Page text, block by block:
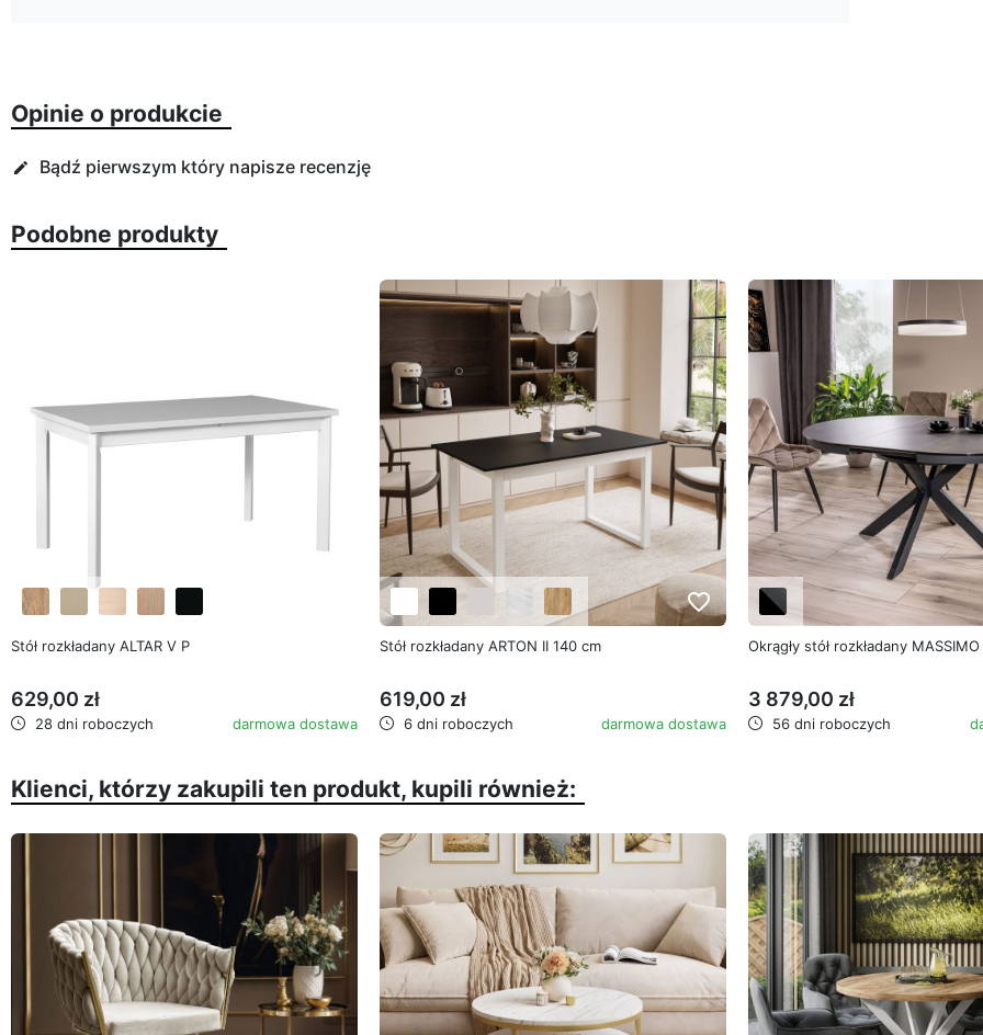
Opinie o produkcie
edit Bądź pierwszym który napisze recenzję
Podobne produkty
Stół rozkładany ALTAR V P
629,00 zł
28 dni roboczych darmowa dostawa
favorite_border
Stół rozkładany ARTON II 140 cm
619,00 zł
6 dni roboczych darmowa dostawa
Okrągły stół rozkładany
3 879,00 zł
56 dni roboczych
Klienci, którzy zakupili ten produkt, kupili również: